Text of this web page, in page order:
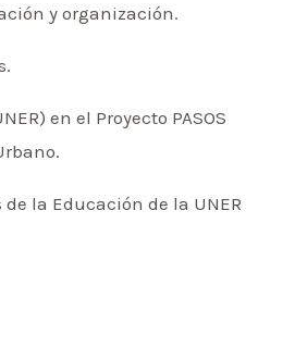
y organización.
en el Proyecto PASOS
la Educación de la UNER